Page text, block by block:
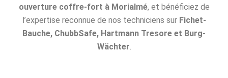
ouverture coffre-fort à Morialmé, et bénéficiez de
l’expertise reconnue de nos techniciens sur Fichet-
Bauche, ChubbSafe, Hartmann Tresore et Burg-
Wächter.